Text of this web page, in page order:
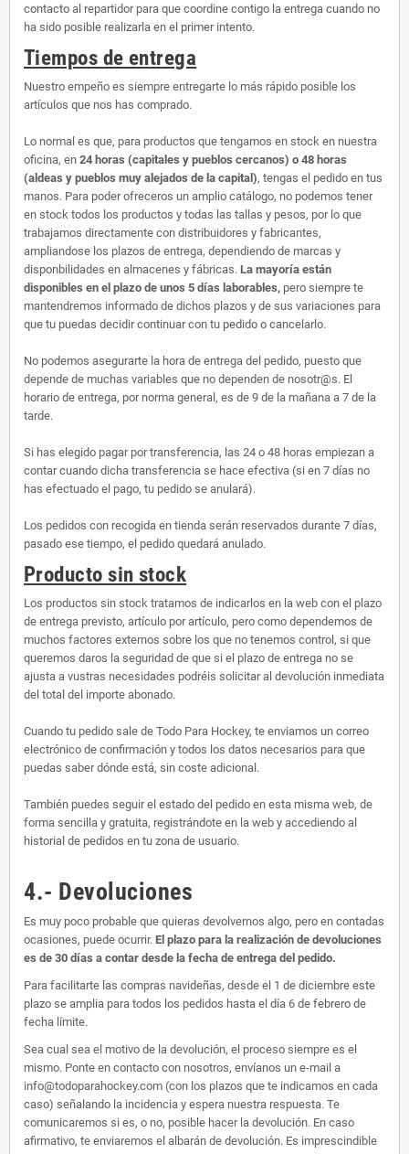
contacto al repartidor para que coordine contigo la entrega cuando no
ha sido posible realizarla en el primer intento.
Tiempos de entrega
Nuestro empeño es siempre entregarte lo más rápido posible los
artículos que nos has comprado.
Lo normal es que, para productos que tengamos en stock en nuestra
oficina, en 24 horas (capitales y pueblos cercanos) o 48 horas
(aldeas y pueblos muy alejados de la capital), tengas el pedido en tus
manos. Para poder ofreceros un amplio catálogo, no podemos tener
en stock todos los productos y todas las tallas y pesos, por lo que
trabajamos directamente con distribuidores y fabricantes,
ampliandose los plazos de entrega, dependiendo de marcas y
disponbilidades en almacenes y fábricas. La mayoría están
disponibles en el plazo de unos 5 días laborables, pero siempre te
mantendremos informado de dichos plazos y de sus variaciones para
que tu puedas decidir continuar con tu pedido o cancelarlo.
No podemos asegurarte la hora de entrega del pedido, puesto que
depende de muchas variables que no dependen de nosotr@s. El
horario de entrega, por norma general, es de 9 de la mañana a 7 de la
tarde.
Si has elegido pagar por transferencia, las 24 o 48 horas empiezan a
contar cuando dicha transferencia se hace efectiva (si en 7 días no
has efectuado el pago, tu pedido se anulará).
Los pedidos con recogida en tienda serán reservados durante 7 días,
pasado ese tiempo, el pedido quedará anulado.
Producto sin stock
Los productos sin stock tratamos de indicarlos en la web con el plazo
de entrega previsto, artículo por artículo, pero como dependemos de
muchos factores externos sobre los que no tenemos control, si que
queremos daros la seguridad de que si el plazo de entrega no se
ajusta a vustras necesidades podréis solicitar al devolución inmediata
del total del importe abonado.
Cuando tu pedido sale de Todo Para Hockey, te enviamos un correo
electrónico de confirmación y todos los datos necesarios para que
puedas saber dónde está, sin coste adicional.
También puedes seguir el estado del pedido en esta misma web, de
forma sencilla y gratuita, registrándote en la web y accediendo al
historial de pedidos en tu zona de usuario.
4.- Devoluciones
Es muy poco probable que quieras devolvernos algo, pero en contadas
ocasiones, puede ocurrir. El plazo para la realización de devoluciones
es de 30 días a contar desde la fecha de entrega del pedido.
Para facilitarte las compras navideñas, desde el 1 de diciembre este
plazo se amplia para todos los pedidos hasta el día 6 de febrero de
fecha límite.
Sea cual sea el motivo de la devolución, el proceso siempre es el
mismo. Ponte en contacto con nosotros, envíanos un e-mail a
info@todoparahockey.com (con los plazos que te indicamos en cada
caso) señalando la incidencia y espera nuestra respuesta. Te
comunicaremos si es, o no, posible hacer la devolución. En caso
afirmativo, te enviaremos el albarán de devolución. Es imprescindible